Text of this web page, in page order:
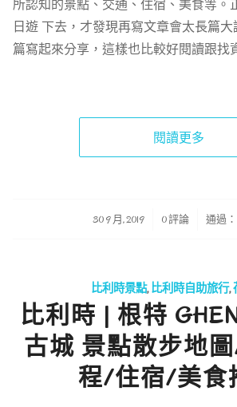
所認知的景點、交通、住宿、美食等。
日遊 下去，才發現再寫文章會太長篇
篇寫起來分享，這樣也比較好閱讀跟找
閱讀更多
30 9 月, 2019
/ 0 評論 通過：
比利時景點,比利時自助旅行,
比利時 | 根特
古城 景點散步地
程/住宿/美食